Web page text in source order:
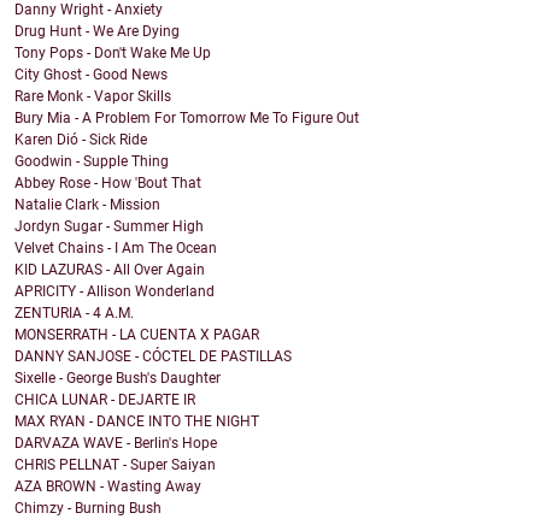
Danny Wright - Anxiety
Drug Hunt - We Are Dying
Tony Pops - Don't Wake Me Up
City Ghost - Good News
Rare Monk - Vapor Skills
Bury Mia - A Problem For Tomorrow Me To Figure Out
Karen Dió - Sick Ride
Goodwin - Supple Thing
Abbey Rose - How 'Bout That
Natalie Clark - Mission
Jordyn Sugar - Summer High
Velvet Chains - I Am The Ocean
KID LAZURAS - All Over Again
APRICITY - Allison Wonderland
ZENTURIA - 4 A.M.
MONSERRATH - LA CUENTA X PAGAR
DANNY SANJOSE - CÓCTEL DE PASTILLAS
Sixelle - George Bush's Daughter
CHICA LUNAR - DEJARTE IR
MAX RYAN - DANCE INTO THE NIGHT
DARVAZA WAVE - Berlin's Hope
CHRIS PELLNAT - Super Saiyan
AZA BROWN - Wasting Away
Chimzy - Burning Bush